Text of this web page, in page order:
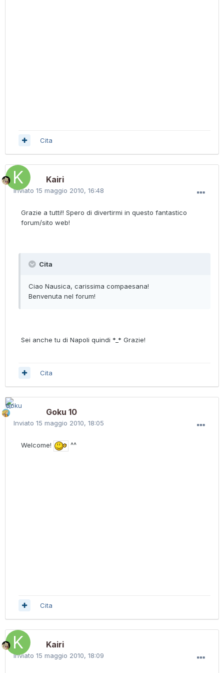
Cita
Kairi
Inviato 15 maggio 2010, 16:48
Grazie a tutti!! Spero di divertirmi in questo fantastico
forum/sito web!
Cita
Ciao Nausica, carissima compaesana!
Benvenuta nel forum!
Sei anche tu di Napoli quindi *_* Grazie!
Cita
Goku 10
Inviato 15 maggio 2010, 18:05
Welcome! ^^
Cita
Kairi
Inviato 15 maggio 2010, 18:09